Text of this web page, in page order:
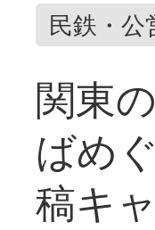
民鉄・公
関東
ばめ
稿キ